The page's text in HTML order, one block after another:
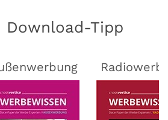
Download-Tipp